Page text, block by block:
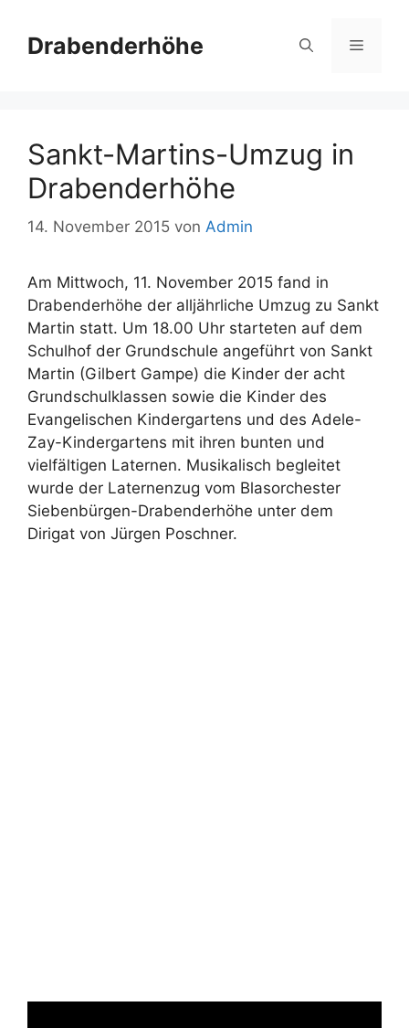
Inhalt
springen
Drabenderhöhe Menü
Sankt-Martins-Umzug in
Drabenderhöhe
14. November 2015 von Admin
Am Mittwoch, 11. November 2015 fand in
Drabenderhöhe der alljährliche Umzug zu Sankt
Martin statt. Um 18.00 Uhr starteten auf dem
Schulhof der Grundschule angeführt von Sankt
Martin (Gilbert Gampe) die Kinder der acht
Grundschulklassen sowie die Kinder des
Evangelischen Kindergartens und des Adele-
Zay-Kindergartens mit ihren bunten und
vielfältigen Laternen. Musikalisch begleitet
wurde der Laternenzug vom Blasorchester
Siebenbürgen-Drabenderhöhe unter dem
Dirigat von Jürgen Poschner.